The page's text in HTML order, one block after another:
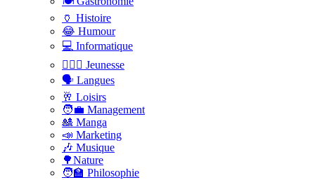
🏺 Histoire
😂 Humour
💻 Informatique
🤸🏽‍♀️ Jeunesse
🗣 Langues
🥂 Loisirs
🧑‍💼 Management
🎎 Manga
📣 Marketing
🎶 Musique
🌳Nature
🧑‍🏫 Philosophie